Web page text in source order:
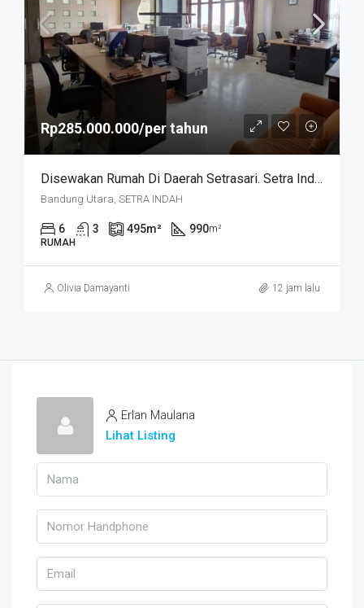
Rp285.000.000/per tahun
Disewakan Rumah Di Daerah Setrasari. Setra Indah
Bandung Utara, SETRA INDAH
6 3 495m² 990m²
RUMAH
Olivia Damayanti 12 jam lalu
Erlan Maulana
Lihat Listing